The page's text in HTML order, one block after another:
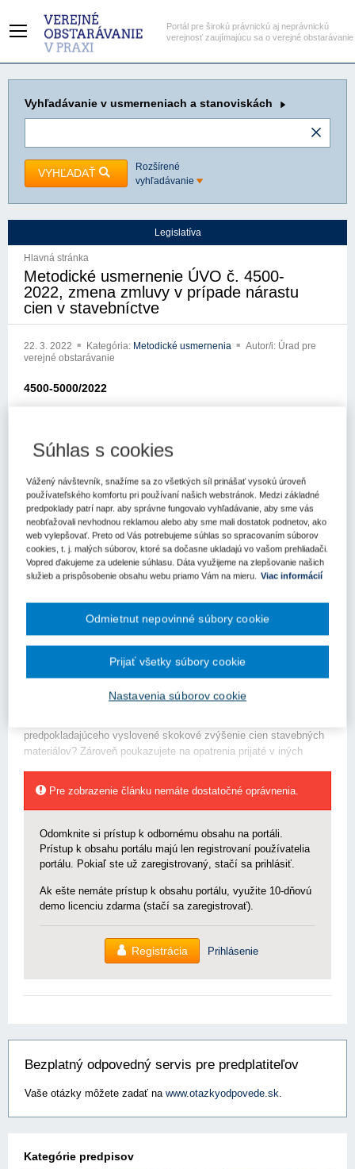
Portál pre širokú právnickú aj neprávnickú
verejnosť zaujímajúcu sa o verejné obstarávanie
Vyhľadávanie v usmerneniach a stanoviskách
VYHĽADAŤ
Rozšírené
vyhľadávanie
Legislatíva
Hlavná stránka
Metodické usmernenie ÚVO č. 4500-
2022, zmena zmluvy v prípade nárastu
cien v stavebníctve
22. 3. 2022 Kategória: Metodické usmernenia
Autor/i: Úrad pre
verejné obstarávanie
4500-5000/2022
Úradu pre verejné obstarávanie
Listom zo dňa 7.2.2022 ste sa obrátili na Úrad pre verejné
obstarávanie (ďalej len „úrad“) so žiadosťou o usmernenie k
aplikácii zákona č. 343/2015 Z.z. o verejnom obstarávaní a o
zmene a doplnení niektorých zákonov v znení neskorších
predpisov (ďalej len „zákon o verejnom obstarávaní“).
všeobecne v súlade so zákonom o verejnom obstarávaní postup
zmluvy z dôvodu skokového nárastu stavebných materiálov, bez
zmeny povahy zákazky a v rozsahu do 15% z pôvodnej hodnoty
nevyhnutnosti takejto zmeny, ale bez existencie zmluvného
predpokladajúceho vyslovené skokové zvýšenie cien stavebných
materiálov? Zároveň poukazujete na opatrenia prijaté v iných
Pre zobrazenie článku nemáte dostatočné oprávnenia.
Odomknite si prístup k odbornému obsahu na portáli.
Prístup k obsahu portálu majú len registrovaní používatelia
portálu. Pokiaľ ste už zaregistrovaný, stačí sa prihlásiť.
Ak ešte nemáte prístup k obsahu portálu, využite 10-dňovú
demo licenciu zdarma (stačí sa zaregistrovať).
Registrácia Prihlásenie
Bezplatný odpovedný servis pre predplatiteľov
Vaše otázky môžete zadať na www.otazkyodpovede.sk.
Kategórie predpisov
Súhlas s cookies
Vážený návštevník, snažíme sa zo všetkých síl prinášať vysokú úroveň
používateľského komfortu pri používaní našich webstránok. Medzi základné
predpoklady patrí napr. aby správne fungovalo vyhľadávanie, aby sme vás
neobťažovali nevhodnou reklamou alebo aby sme mali dostatok podnetov, ako
web vylepšovať. Preto od Vás potrebujeme súhlas so spracovaním súborov
cookies, t. j. malých súborov, ktoré sa dočasne ukladajú vo vašom prehliadači.
Vopred ďakujeme za udelenie súhlasu. Dáta využijeme na zlepšovanie našich
služieb a prispôsobenie obsahu webu priamo Vám na mieru.
Viac informácií
Nastavenia súborov cookie
Odmietnut nepovinné súbory cookie
Prijať všetky súbory cookie